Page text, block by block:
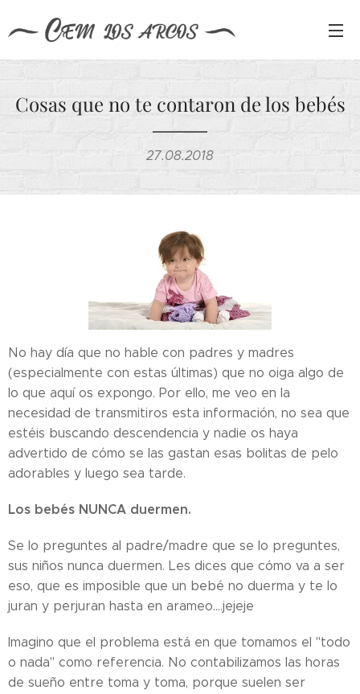
Cosas que no te contaron de los bebés
27.08.2018
No hay día que no hable con padres y madres
(especialmente con estas últimas) que no oiga algo de
lo que aquí os expongo. Por ello, me veo en la
necesidad de transmitiros esta información, no sea que
estéis buscando descendencia y nadie os haya
advertido de cómo se las gastan esas bolitas de pelo
adorables y luego sea tarde.
Los bebés NUNCA duermen.
Se lo preguntes al padre/madre que se lo preguntes,
sus niños nunca duermen. Les dices que cómo va a ser
eso, que es imposible que un bebé no duerma y te lo
juran y perjuran hasta en arameo....jejeje
Imagino que el problema está en que tomamos el "todo
o nada" como referencia. No contabilizamos las horas
de sueño entre toma y toma, porque suelen ser